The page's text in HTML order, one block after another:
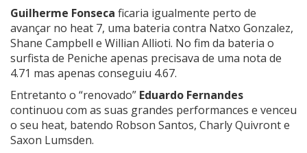
Guilherme Fonseca ficaria igualmente perto de
avançar no heat 7, uma bateria contra Natxo Gonzalez,
Shane Campbell e Willian Allioti. No fim da bateria o
surfista de Peniche apenas precisava de uma nota de
4.71 mas apenas conseguiu 4.67.
Entretanto o “renovado” Eduardo Fernandes
continuou com as suas grandes performances e venceu
o seu heat, batendo Robson Santos, Charly Quivront e
Saxon Lumsden.